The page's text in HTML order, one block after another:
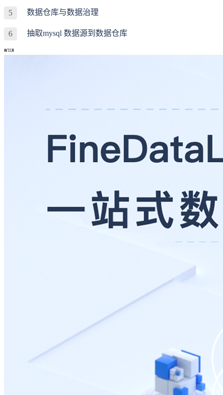
5 数据仓库与数据治理
6 抽取mysql 数据源到数据仓库
热门工具